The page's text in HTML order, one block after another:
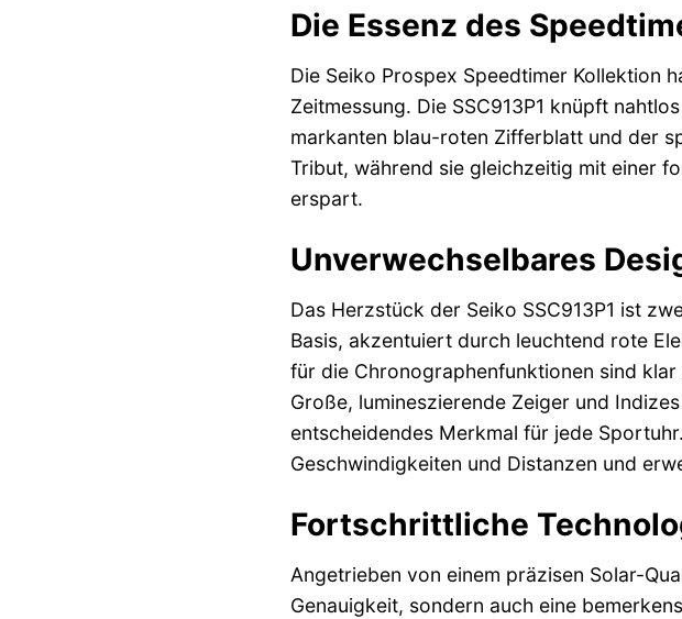
Die Essenz des
Die Seiko Prospex Speedtimer Kollektion
Zeitmessung. Die SSC913P1 knüpft
markanten blau-roten Zifferblatt und der
Tribut, während sie gleichzeitig mit einer
erspart.
Unverwechselbares
Das Herzstück der Seiko SSC913P1 ist
Basis, akzentuiert durch leuchtend rote
für die Chronographenfunktionen sind
Große, lumineszierende Zeiger und
entscheidendes Merkmal für jede
Geschwindigkeiten und Distanzen und
Fortschrittliche
Angetrieben von einem präzisen Solar-
Genauigkeit, sondern auch eine